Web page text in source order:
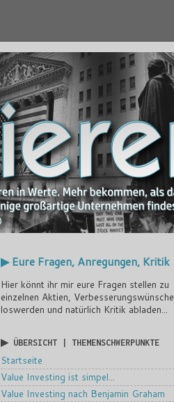
▶ Eure Fragen, Anregungen, Kritik
Hier könnt ihr mir eure Fragen stellen zu
einzelnen Aktien, Verbesserungswünsche
loswerden und natürlich Kritik abladen...
▶ ÜBERSICHT | THEMENSCHWERPUNKTE
Startseite
Value Investing ist simpel...
Value Investing nach Benjamin Graham